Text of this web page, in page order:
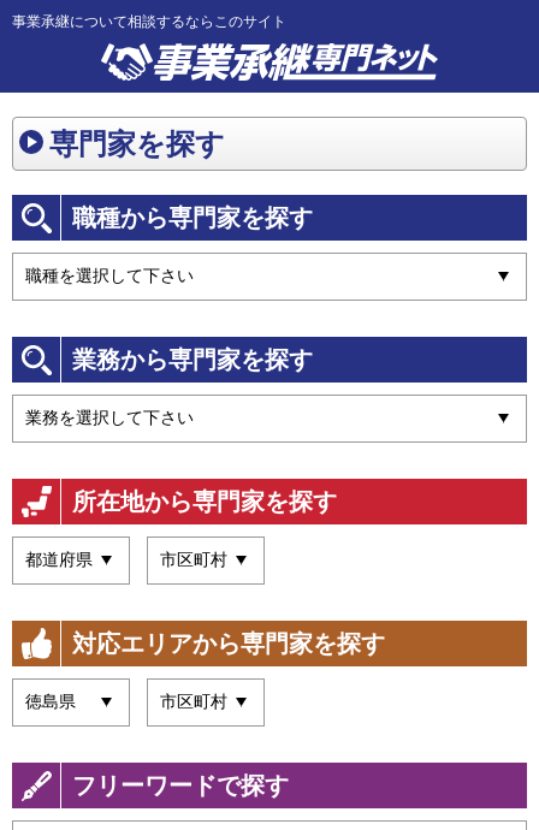
事業承継について相談するならこのサイト
専門家を探す
職種から専門家を探す
業務から専門家を探す
所在地から専門家を探す
対応エリアから専門家を探す
フリーワードで探す